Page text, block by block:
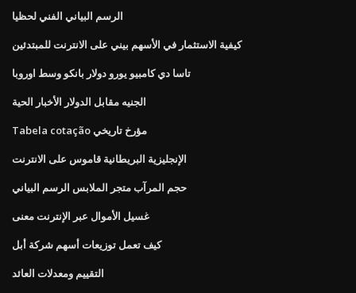
الرسم البياني الفني لحظيا
كيفية الاستثمار في الأسهم بيني على الانترنت للمبتدئين
تاسا دي كامبيو يورو دولار بانكو وسط اوروبا
الجنيه مقابل الدولار الأخبار الحية
Tabela cotação مؤرخ تاريخي
الإنجليزية البريطانية قاموس على الانترنت
حجم المرآب متجر الملابس الرسم البياني
غسيل الأموال عبر الإنترنت معنى
كيف تعمل توزيعات أسهم شركة أبل
التقييم ومعدلات العائد